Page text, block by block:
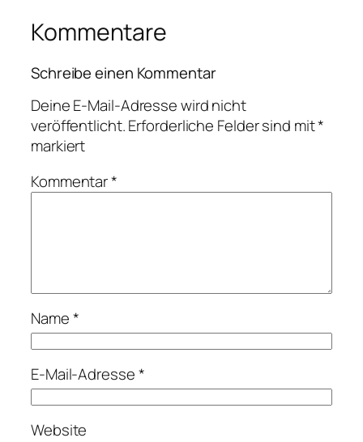
Kommentare
Schreibe einen Kommentar
Deine E-Mail-Adresse wird nicht
veröffentlicht.Erforderliche Felder sind mit*
markiert
Kommentar*
Name*
E-Mail-Adresse*
Website